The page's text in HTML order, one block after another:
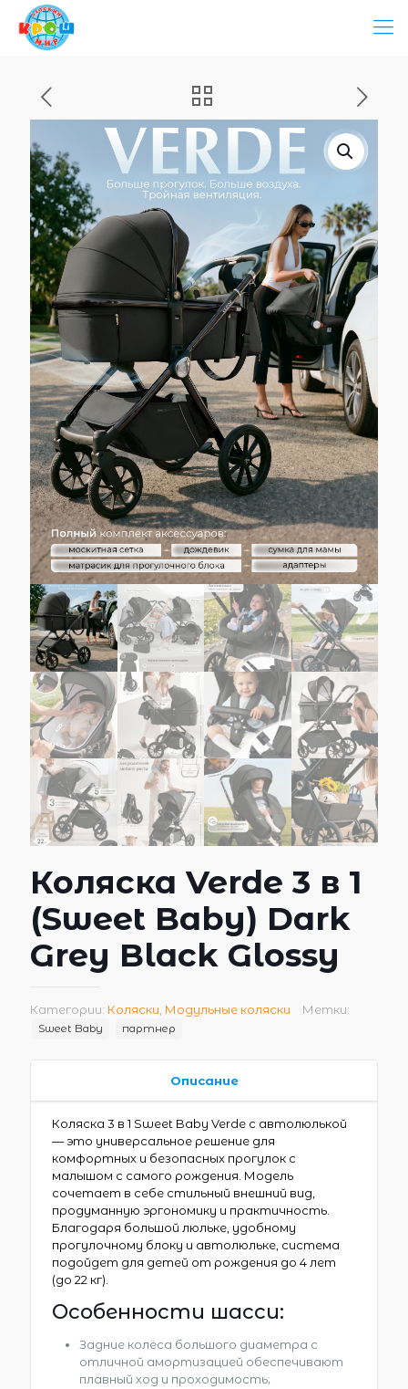
Коляска Verde 3 в 1
(Sweet Baby) Dark
Grey Black Glossy
Категории: Коляски Модульные коляски Метки:
Sweet Baby партнер
Описание
Коляска 3 в 1 Sweet Baby Verde с автолюлькой
— это универсальное решение для
комфортных и безопасных прогулок с
малышом с самого рождения. Модель
сочетает в себе стильный внешний вид,
продуманную эргономику и практичность.
Благодаря большой люльке, удобному
прогулочному блоку и автолюльке, система
подойдет для детей от рождения до 4 лет
(до 22 кг).
Особенности шасси:
Задние колёса большого диаметра с
отличной амортизацией обеспечивают
плавный ход и проходимость;